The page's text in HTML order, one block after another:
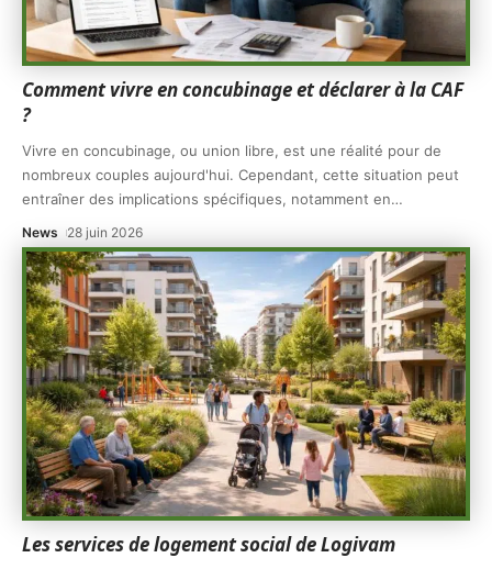
Comment vivre en concubinage et déclarer à la CAF
?
Vivre en concubinage, ou union libre, est une réalité pour de
nombreux couples aujourd'hui. Cependant, cette situation peut
entraîner des implications spécifiques, notamment en…
News 28 juin 2026
Les services de logement social de Logivam